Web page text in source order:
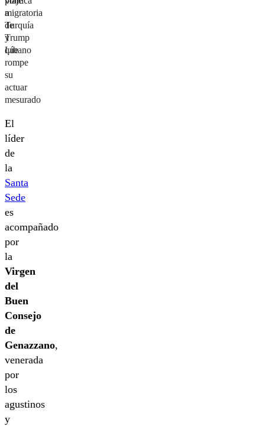
a
Turquía
y
Líbano
migratoria
de
Trump
que
rompe
su
actuar
mesurado
El
líder
de
la
Santa
Sede
es
acompañado
por
la
Virgen
del
Buen
Consejo
de
Genazzano,
venerada
por
los
agustinos
y